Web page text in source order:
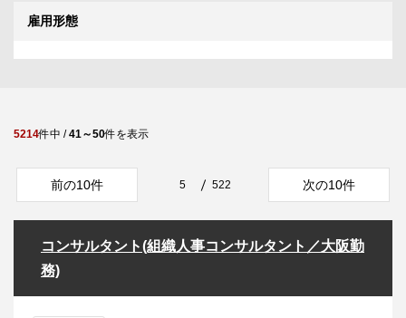
雇用形態
5214件中 /41～50件を表示
前の10件 5 522 次の10件
コンサルタント(組織人事コンサルタント／大阪勤
務)